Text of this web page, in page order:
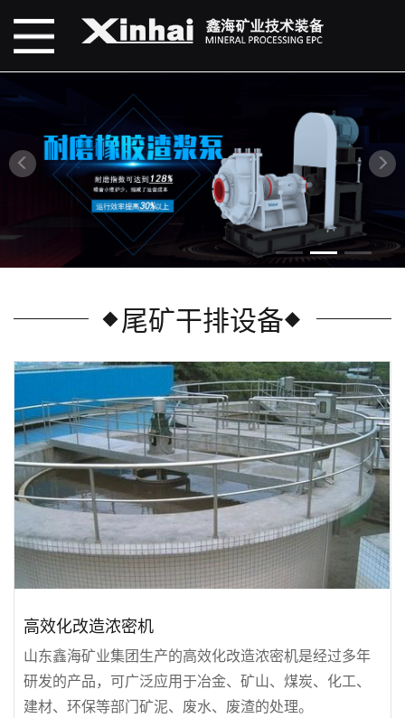
尾矿干排设备
高效化改造浓密机
山东鑫海矿业集团生产的高效化改造浓密机是经过多年
研发的产品，可广泛应用于冶金、矿山、煤炭、化工、
建材、环保等部门矿泥、废水、废渣的处理。